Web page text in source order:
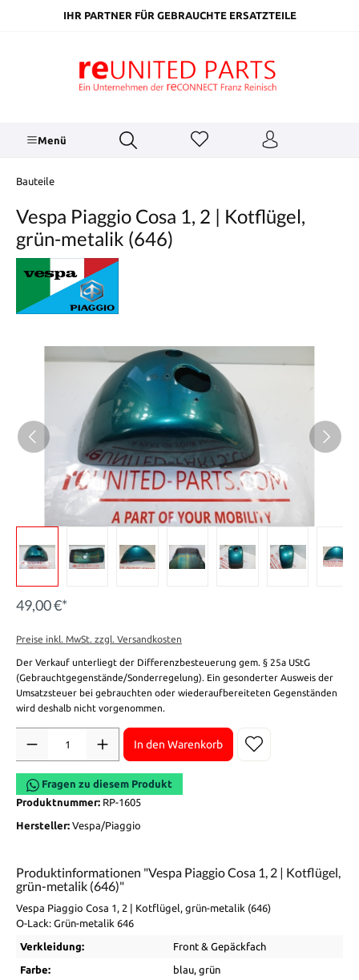
springenIHR PARTNER FÜR GEBRAUCHTE ERSATZTEILE
Menü
Bauteile
Vespa Piaggio Cosa 1, 2 | Kotflügel,
grün-metalik (646)
49,00 €*
Preise inkl. MwSt. zzgl. Versandkosten
Der Verkauf unterliegt der Differenzbesteuerung gem. § 25a UStG
(Gebrauchtgegenstände/Sonderregelung). Ein gesonderter Ausweis der
Umsatzsteuer bei gebrauchten oder wiederaufbereiteten Gegenständen
wird deshalb nicht vorgenommen.
In den Warenkorb
Fragen zu diesem Produkt
Produktnummer: RP-1605
Hersteller: Vespa/Piaggio
Produktinformationen "Vespa Piaggio Cosa 1, 2 | Kotflügel,
grün-metalik (646)"
Vespa Piaggio Cosa 1, 2 | Kotflügel, grün-metalik (646)
O-Lack: Grün-metalik 646
Verkleidung: Front & Gepäckfach
Farbe: blau, grün